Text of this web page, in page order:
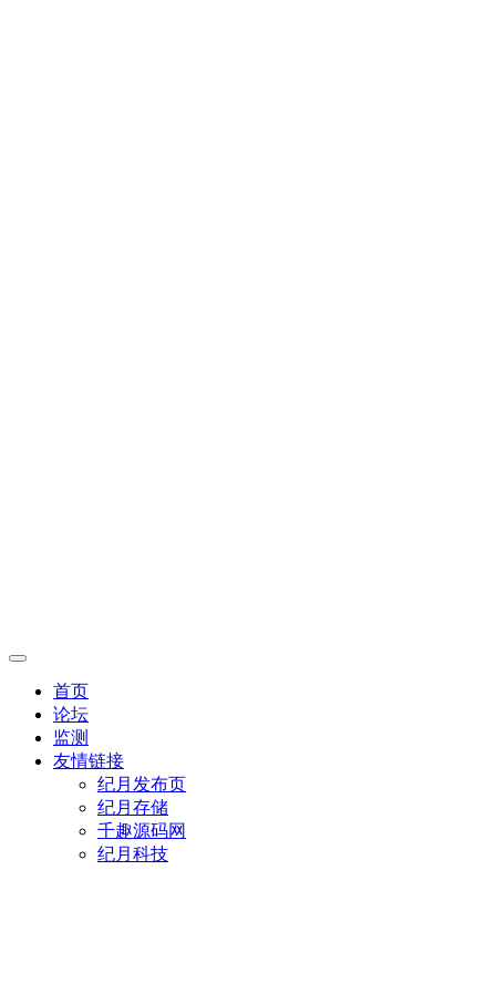
首页
论坛
监测
友情链接
纪月发布页
纪月存储
千趣源码网
纪月科技